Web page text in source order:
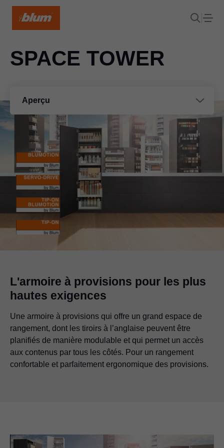
Aperçu
SPACE TOWER
L'armoire à provisions pour les plus
hautes exigences
Une armoire à provisions qui offre un grand espace de
rangement, dont les tiroirs à l’anglaise peuvent être
planifiés de manière modulable et qui permet un accès
aux contenus par tous les côtés. Pour un rangement
confortable et parfaitement ergonomique des provisions.